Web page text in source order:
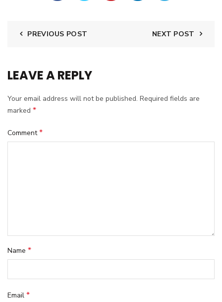
PREVIOUS POST NEXT POST
LEAVE A REPLY
Your email address will not be published. Required fields are
marked *
Comment*
Name *
Email *